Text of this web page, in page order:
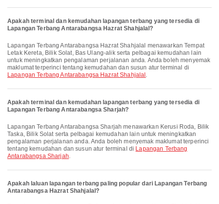
Apakah terminal dan kemudahan lapangan terbang yang tersedia di
Lapangan Terbang Antarabangsa Hazrat Shahjalal?
Lapangan Terbang Antarabangsa Hazrat Shahjalal menawarkan Tempat
Letak Kereta, Bilik Solat, Bas Ulang-alik serta pelbagai kemudahan lain
untuk meningkatkan pengalaman perjalanan anda. Anda boleh menyemak
maklumat terperinci tentang kemudahan dan susun atur terminal di
Lapangan Terbang Antarabangsa Hazrat Shahjalal .
Apakah terminal dan kemudahan lapangan terbang yang tersedia di
Lapangan Terbang Antarabangsa Sharjah?
Lapangan Terbang Antarabangsa Sharjah menawarkan Kerusi Roda, Bilik
Taska, Bilik Solat serta pelbagai kemudahan lain untuk meningkatkan
pengalaman perjalanan anda. Anda boleh menyemak maklumat terperinci
tentang kemudahan dan susun atur terminal di Lapangan Terbang
Antarabangsa Sharjah.
Apakah laluan lapangan terbang paling popular dari Lapangan Terbang
Antarabangsa Hazrat Shahjalal?